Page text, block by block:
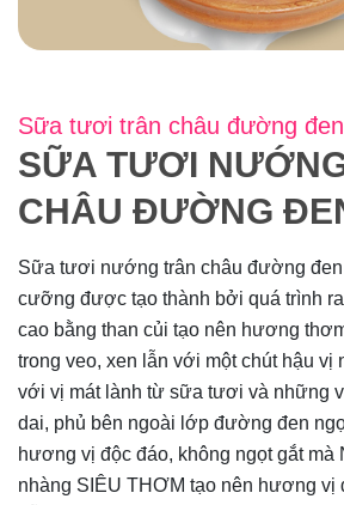
Sữa tươi trân châu đường đen
SỮA TƯƠI
CHÂU ĐƯỜNG
Sữa tươi nướng trân châu đường
cưỡng được tạo thành bởi quá trình
cao bằng than củi tạo nên hương
trong veo, xen lẫn với một chút hậu vị
với vị mát lành từ sữa tươi và những
dai, phủ bên ngoài lớp đường đen
hương vị độc đáo, không ngọt gắt mà
nhàng SIÊU THƠM tạo nên hương vị